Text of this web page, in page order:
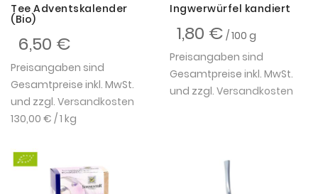
Tee Adventskalender
(Bio)
6,50 €
Preisangaben sind
Gesamtpreise inkl. MwSt.
und zzgl. Versandkosten
130,00 € / 1 kg
Ingwerwürfel kandiert
1,80 € / 100 g
Preisangaben sind
Gesamtpreise inkl. MwSt.
und zzgl. Versandkosten